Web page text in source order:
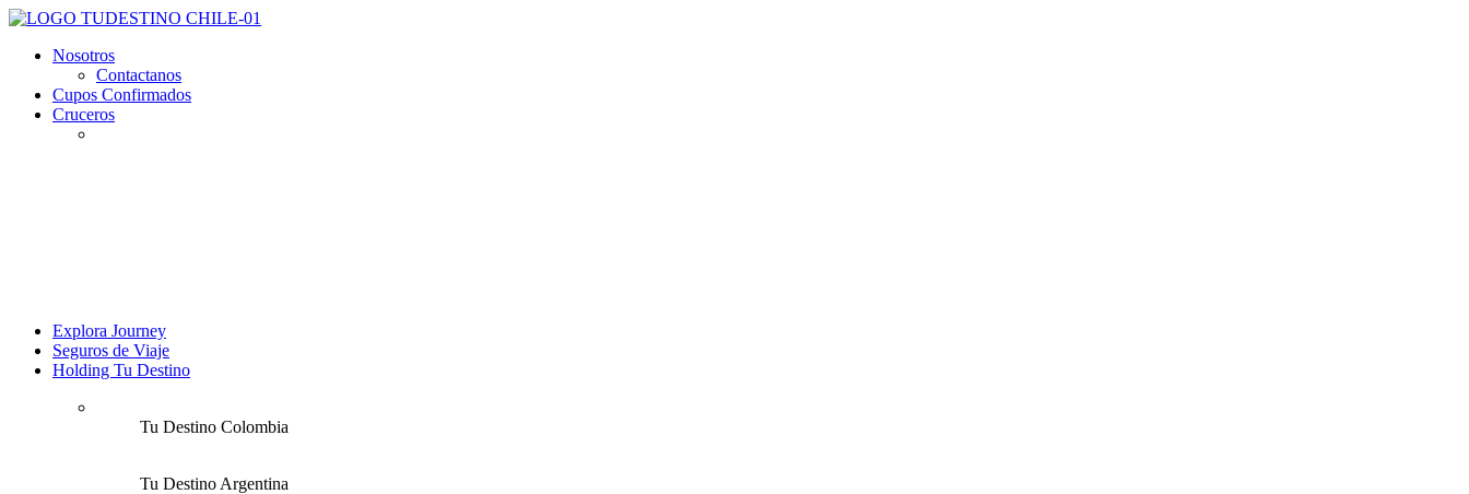
Nosotros
Contactanos
Cupos Confirmados
Cruceros
Explora Journey
Seguros de Viaje
Holding Tu Destino
Tu Destino Colombia
Tu Destino Argentina